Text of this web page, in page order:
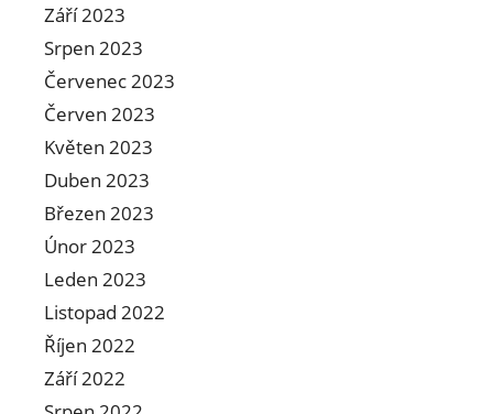
Září 2023
Srpen 2023
Červenec 2023
Červen 2023
Květen 2023
Duben 2023
Březen 2023
Únor 2023
Leden 2023
Listopad 2022
Říjen 2022
Září 2022